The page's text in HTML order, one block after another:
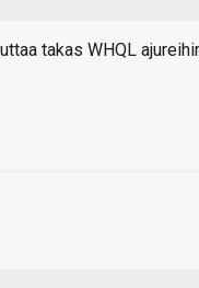
takas WHQL